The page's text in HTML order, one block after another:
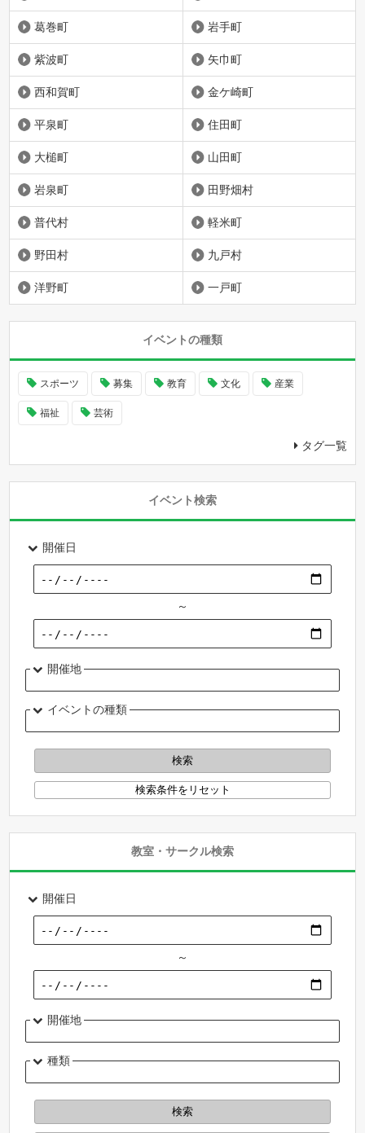
葛巻町 岩手町
紫波町 矢巾町
西和賀町 金ケ崎町
平泉町 住田町
大槌町 山田町
岩泉町 田野畑村
普代村 軽米町
野田村 九戸村
洋野町 一戸町
イベントの種類
スポーツ 募集 教育 文化 産業
福祉 芸術
タグ一覧
イベント検索
開催日
～
開催地
イベントの種類
教室・サークル検索
開催日
～
開催地
種類